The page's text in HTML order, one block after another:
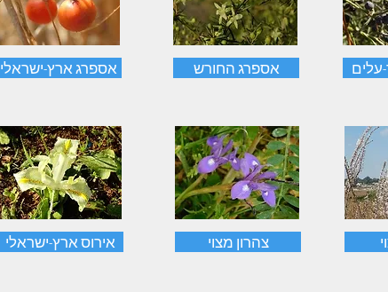
אספרג ארץ-ישראלי
אירוס ארץ-ישראלי
אספרג החורש
צהרון מצוי
עלים